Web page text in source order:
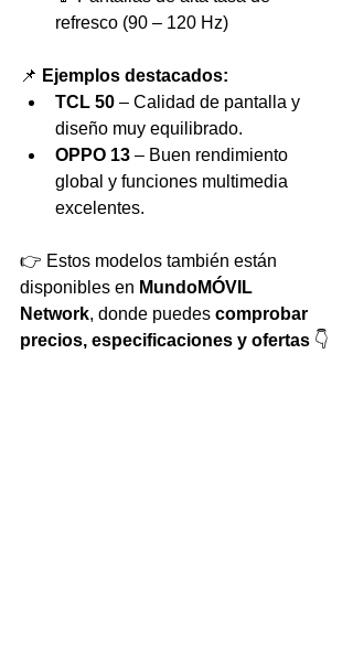
refresco (90 – 120 Hz)
📌 Ejemplos destacados:
TCL 50 – Calidad de pantalla y
diseño muy equilibrado.
OPPO 13 – Buen rendimiento
global y funciones multimedia
excelentes.
👉 Estos modelos también están
disponibles en MundoMÓVIL
Network, donde puedes comprobar
precios, especificaciones y ofertas 👇